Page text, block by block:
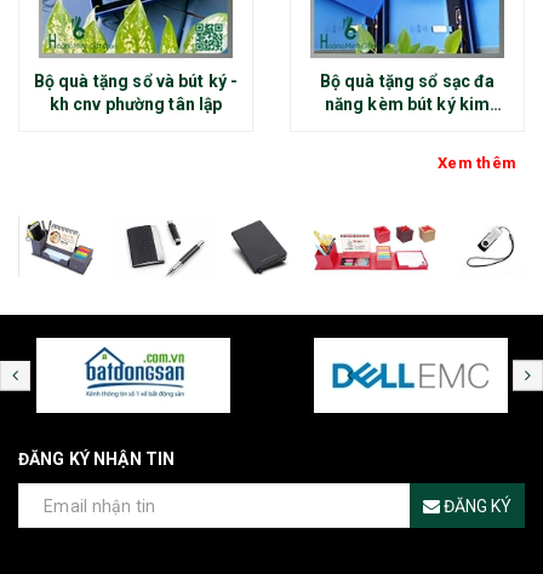
Bộ quà tặng sổ và bút ký -
kh cnv phường tân lập
Bộ quà tặng sổ sạc đa
năng kèm bút ký kim
Xem thêm
ĐĂNG KÝ NHẬN TIN
ĐĂNG KÝ